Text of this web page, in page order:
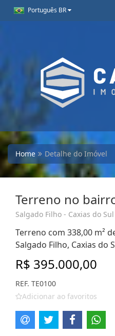
Português BR
Home Detalhe do Imóvel
Terreno no
Salgado Filho - Caxias do Sul
Terreno com 338,00 m²
Salgado Filho, Caxias do
R$ 395.000,00
REF. TE0100
Adicionar ao favoritos